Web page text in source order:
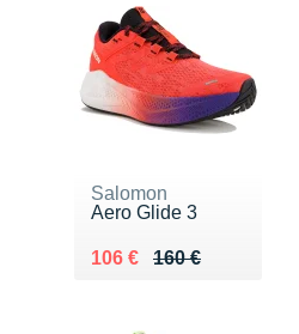
Salomon
Aero Glide 3
160 €
Au lieu de 160 €
106 €
Vendu 106 €